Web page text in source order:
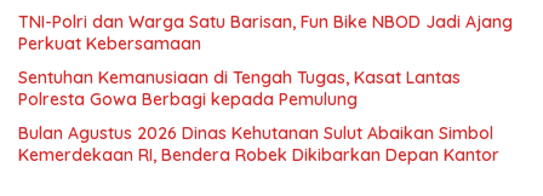
TNI-Polri dan Warga Satu Barisan, Fun Bike NBOD Jadi Ajang
Perkuat Kebersamaan
Sentuhan Kemanusiaan di Tengah Tugas, Kasat Lantas
Polresta Gowa Berbagi kepada Pemulung
Bulan Agustus 2026 Dinas Kehutanan Sulut Abaikan Simbol
Kemerdekaan RI, Bendera Robek Dikibarkan Depan Kantor